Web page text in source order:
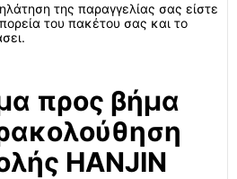
της παραγγελίας σας είστε
του πακέτου σας και το
προς βήμα
HANJIN